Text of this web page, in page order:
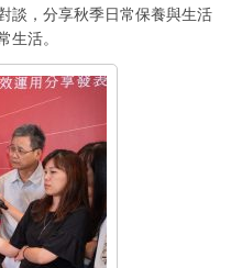
談，分享秋季日常保養與生活
生活。